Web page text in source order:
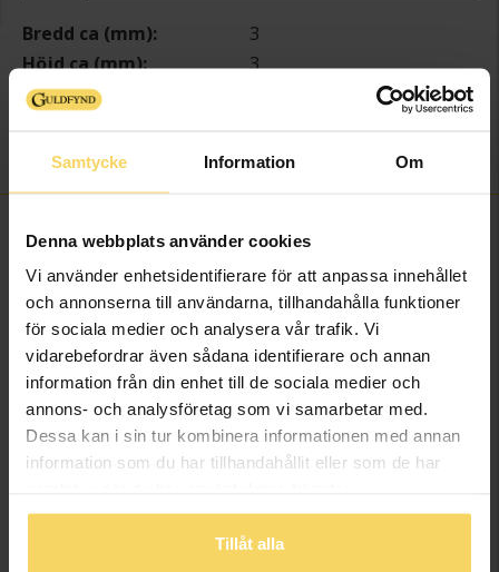
Samtycke Information Om
Denna webbplats använder cookies
Vi använder enhetsidentifierare för att anpassa innehållet
och annonserna till användarna, tillhandahålla funktioner
för sociala medier och analysera vår trafik. Vi
vidarebefordrar även sådana identifierare och annan
information från din enhet till de sociala medier och
annons- och analysföretag som vi samarbetar med.
Dessa kan i sin tur kombinera informationen med annan
information som du har tillhandahållit eller som de har
Tillåt alla
Bredd ca (mm)
3
Höjd ca (mm)
3
Längd ca (cm)
Material
Silver
FINNS OCKSÅ SOM